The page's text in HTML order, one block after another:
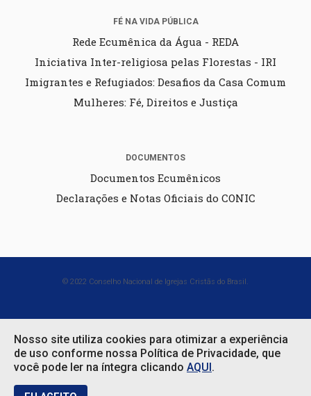
FÉ NA VIDA PÚBLICA
Rede Ecumênica da Água - REDA
Iniciativa Inter-religiosa pelas Florestas - IRI
Imigrantes e Refugiados: Desafios da Casa Comum
Mulheres: Fé, Direitos e Justiça
DOCUMENTOS
Documentos Ecumênicos
Declarações e Notas Oficiais do CONIC
© 2022 Conselho Nacional de Igrejas Cristãs do Brasil.
Nosso site utiliza cookies para otimizar a experiência
de uso conforme nossa Política de Privacidade, que
você pode ler na íntegra clicando AQUI.